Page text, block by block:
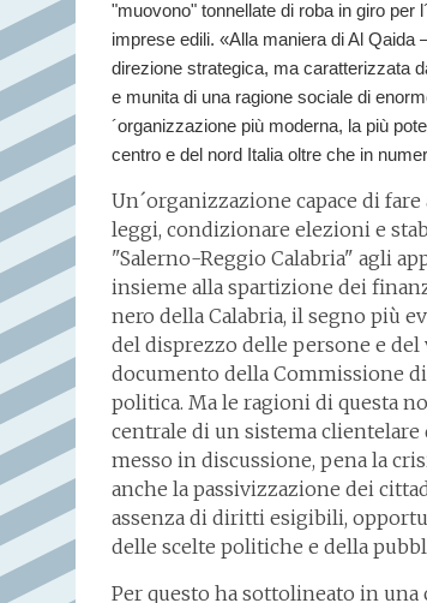
"muovono" tonnellate di roba in giro per
imprese edili. «Alla maniera di Al Qaida
direzione strategica, ma caratterizzata
e munita di una ragione sociale di
´organizzazione più moderna, la più
centro e del nord Italia oltre che in
Un´organizzazione capace di
leggi, condizionare elezioni e
"Salerno-Reggio Calabria" agli
insieme alla spartizione dei
nero della Calabria, il segno più
del disprezzo delle persone e
documento della Commissione
politica. Ma le ragioni di questa
centrale di un sistema
messo in discussione, pena la
anche la passivizzazione dei
assenza di diritti esigibili,
delle scelte politiche e della
Per questo ha sottolineato in